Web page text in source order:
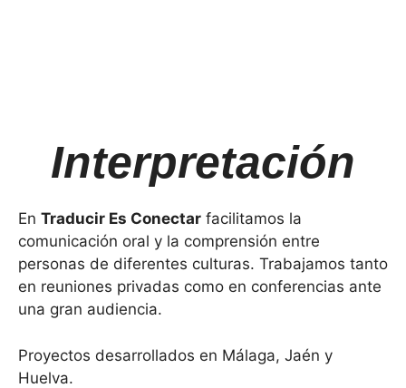
Interpretación
En Traducir Es Conectar facilitamos la
comunicación oral y la comprensión entre
personas de diferentes culturas. Trabajamos tanto
en reuniones privadas como en conferencias ante
una gran audiencia.
Proyectos desarrollados en Málaga, Jaén y
Huelva.